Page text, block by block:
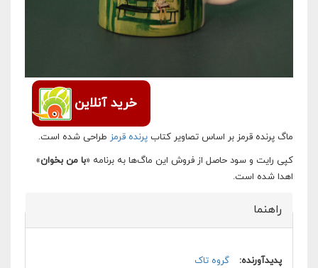
خرید آنلاین
ماگ پرنده قرمز بر اساس تصاویر کتاب پرنده قرمز طراحی شده است.
کپی رایت و سود حاصل از فروش این ماگ‌ها به برنامه «با من بخوان»
اهدا شده است.
پنهان کن
راهنما
پدیدآورنده:
گروه تاک